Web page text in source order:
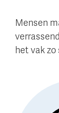
Mensen
het vak